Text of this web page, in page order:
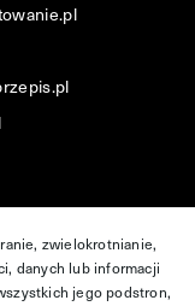
zwielokrotnianie,
danych lub informacji
jego podstron,